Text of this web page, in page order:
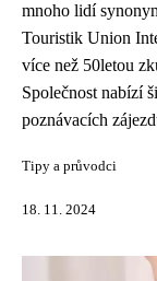
mnoho lidí
Touristik Union
více než 50letou
Společnost nabízí
poznávacích
Tipy a průvodci
18. 11. 2024